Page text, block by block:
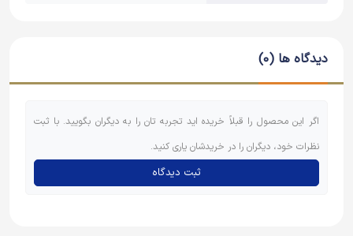
دیدگاه ها (0)
اگر این محصول را قبلاً خریده اید تجربه تان را به دیگران بگویید. با ثبت
نظرات خود، دیگران را در خریدشان یاری کنید.
ثبت دیدگاه